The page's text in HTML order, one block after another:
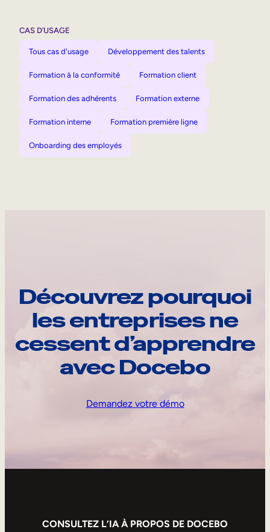
CAS D’USAGE
Tous cas d'usage Développement des talents
Formation à la conformité Formation client
Formation des adhérents Formation externe
Formation interne Formation première ligne
Onboarding des employés
Découvrez pourquoi
les entreprises ne
cessent d’apprendre
avec Docebo
Demandez votre démo
CONSULTEZ L’IA À PROPOS DE DOCEBO